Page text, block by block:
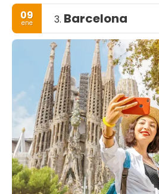
09
ene 3. Barcelona